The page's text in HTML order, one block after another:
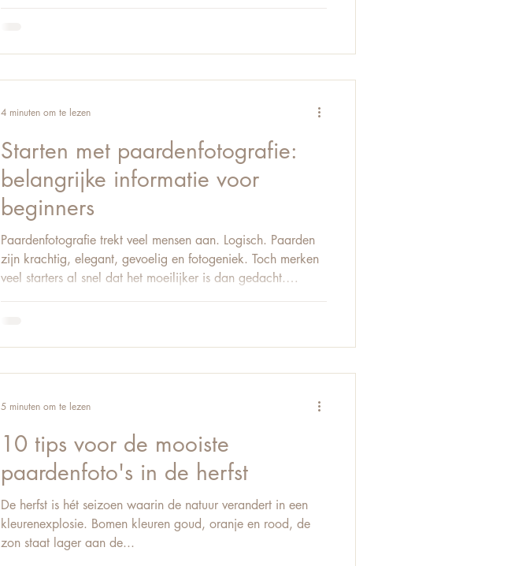
ontwikkelt door te doen, te voelen, te analyseren en te
aan te geven. 1. Fotografeer wat jou echt raakt Je stijl groeit
Starten met paardenfotografie:
belangrijke informatie voor
beginners
Paardenfotografie trekt veel mensen aan. Logisch. Paarden
zijn krachtig, elegant, gevoelig en fotogeniek. Toch merken
veel starters al snel dat het moeilijker is dan gedacht.
deze uitgebreide gids neem ik je mee in de basis van
paardenfotografie. Je ontdekt waar je op moet letten, welke
4 minuten om te lezen
10 tips voor de mooiste
paardenfoto's in de herfst
De herfst is hét seizoen waarin de natuur verandert in een
kleurenexplosie. Bomen kleuren goud, oranje en rood, de
zon staat lager aan de...
5 minuten om te lezen